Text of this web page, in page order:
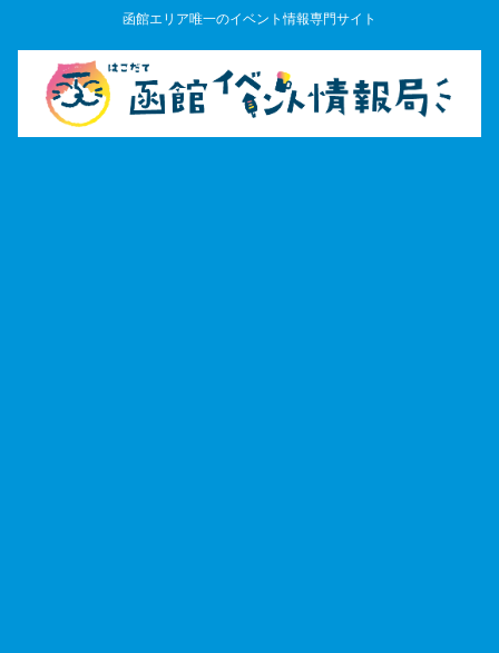
函館エリア唯一のイベント情報専門サイト